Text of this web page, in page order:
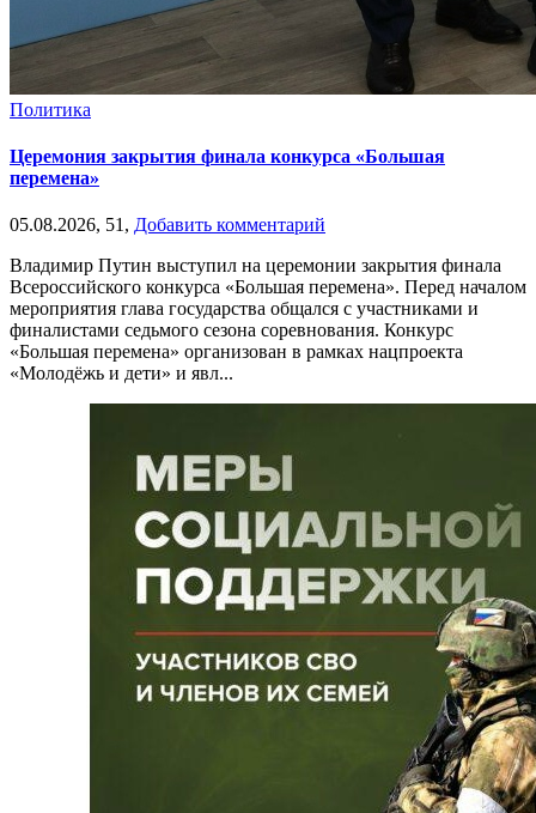
Политика
Церемония закрытия финала конкурса «Большая
перемена»
05.08.2026, 51, Добавить комментарий
Владимир Путин выступил на церемонии закрытия финала
Всероссийского конкурса «Большая перемена». Перед началом
мероприятия глава государства общался с участниками и
финалистами седьмого сезона соревнования. Конкурс
«Большая перемена» организован в рамках нацпроекта
«Молодёжь и дети» и явл...